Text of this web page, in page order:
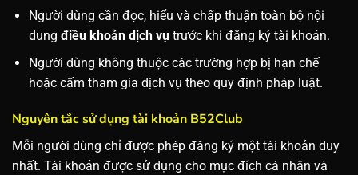
Người dùng cần đọc, hiểu và chấp thuận toàn bộ nội
dung điều khoản dịch vụtrước khi đăng ký tài khoản.
Người dùng không thuộc các trường hợp bị hạn chế
hoặc cấm tham gia dịch vụ theo quy định pháp luật.
Nguyên tắc sử dụng tài khoản B52Club
Mỗi người dùng chỉ được phép đăng ký một tài khoản duy
nhất. Tài khoản được sử dụng cho mục đích cá nhân và